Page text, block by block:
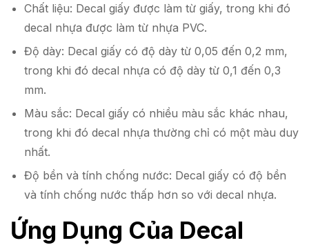
Chất liệu: Decal giấy được làm từ giấy, trong khi đó
decal nhựa được làm từ nhựa PVC.
Độ dày: Decal giấy có độ dày từ 0,05 đến 0,2 mm,
trong khi đó decal nhựa có độ dày từ 0,1 đến 0,3
mm.
Màu sắc: Decal giấy có nhiều màu sắc khác nhau,
trong khi đó decal nhựa thường chỉ có một màu duy
nhất.
Độ bền và tính chống nước: Decal giấy có độ bền
và tính chống nước thấp hơn so với decal nhựa.
Ứng Dụng Của Decal